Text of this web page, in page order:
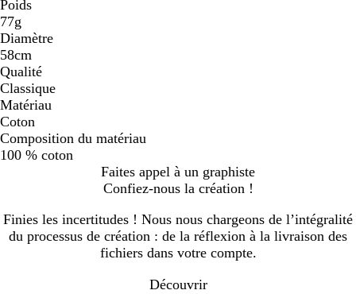
Poids
77g
Diamètre
58cm
Qualité
Classique
Matériau
Coton
Composition du matériau
100 % coton
Faites appel à un graphiste
Confiez-nous la création !
Finies les incertitudes ! Nous nous chargeons de l’intégralité
du processus de création : de la réflexion à la livraison des
fichiers dans votre compte.
Découvrir